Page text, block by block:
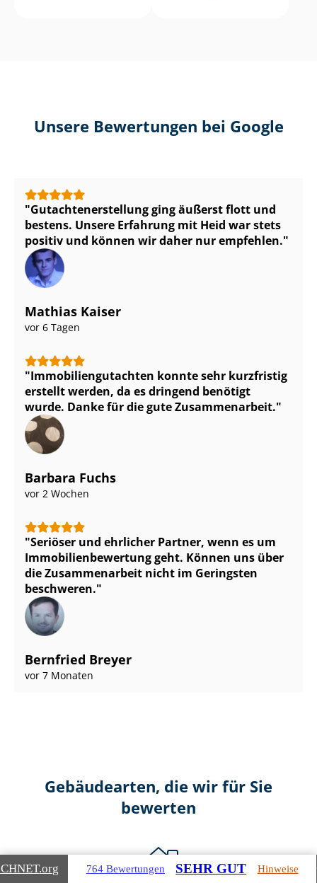
Unsere Bewertungen bei Google
Gut­ach­ten­er­stel­lung ging äußerst flott und
bestens. Unsere Erfahrung mit Heid war stets
positiv und können wir daher nur empfehlen.
Mathias Kaiser
vor 6 Tagen
Im­mo­bi­li­en­gut­ach­ten konnte sehr kurzfristig
erstellt werden, da es dringend benötigt
wurde. Danke für die gute Zusammenarbeit.
Barbara Fuchs
vor 2 Wochen
Seriöser und ehrlicher Partner, wenn es um
Im­mo­bi­li­en­be­wer­tung geht. Können uns über
die Zusammenarbeit nicht im Geringsten
beschweren.
Bernfried Breyer
vor 7 Monaten
Gebäudearten, die wir für Sie
bewerten
.org 764 Bewertungen SEHR GUT Hinweise